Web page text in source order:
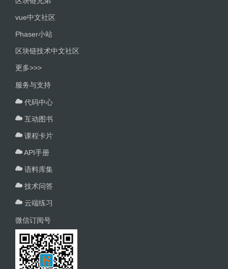
vue中文社区
Phaser小站
区块链技术中文社区
更多>>>
服务与支持
代码中心
互动图书
课程卡片
API手册
语料库集
技术问答
云端练习
微信订阅号